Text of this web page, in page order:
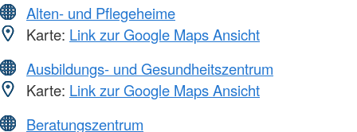
Alten- und Pflegeheime
Karte: Link zur Google Maps Ansicht
Ausbildungs- und Gesundheitszentrum
Karte: Link zur Google Maps Ansicht
Beratungszentrum